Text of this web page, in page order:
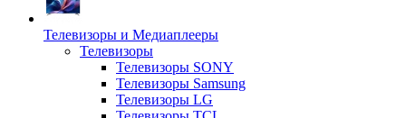
Телевизоры и Медиаплееры
Телевизоры
Телевизоры SONY
Телевизоры Samsung
Телевизоры LG